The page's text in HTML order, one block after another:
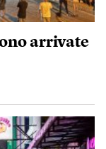
arrivate